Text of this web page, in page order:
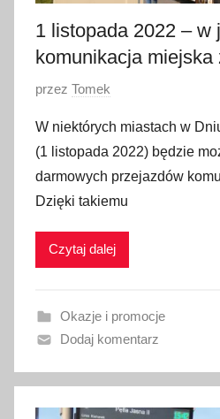
0
2
1 listopada 2022 – w
komunikacja miejska
O
u
b
l
i
w
n
o
1
p
przez Tomek
W niektórych miastach w
(1 listopada 2022) będzie
darmowych przejazdów
Dzięki takiemu
Czytaj dalej
Okazje i promocje
Dodaj komentarz